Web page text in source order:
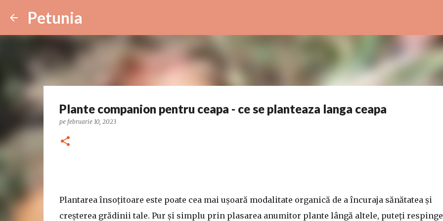
Petunia
Plante companion pentru ceapa - ce se planteaza langa ceapa
pe februarie 10, 2023
Plantarea însoțitoare este poate cea mai ușoară modalitate organică de a încuraja sănătatea și
creșterea grădinii tale. Pur și simplu prin plasarea anumitor plante lângă altele, puteți